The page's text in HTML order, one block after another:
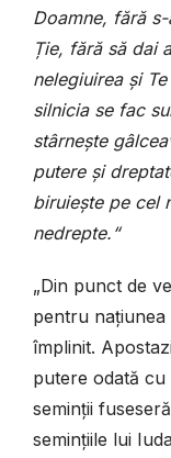
Doamne, fără
Ție, fără să dai
nelegiuirea și
silnicia se fac
stârnește
putere și
biruiește pe cel
nedrepte.“
„Din punct de
pentru națiunea
împlinit.
putere odată
seminții
semințiile lui